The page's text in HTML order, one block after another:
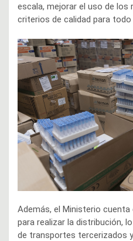
escala, mejorar el uso de
criterios de calidad para
Además, el Ministerio
para realizar la distribución,
de transportes tercerizados